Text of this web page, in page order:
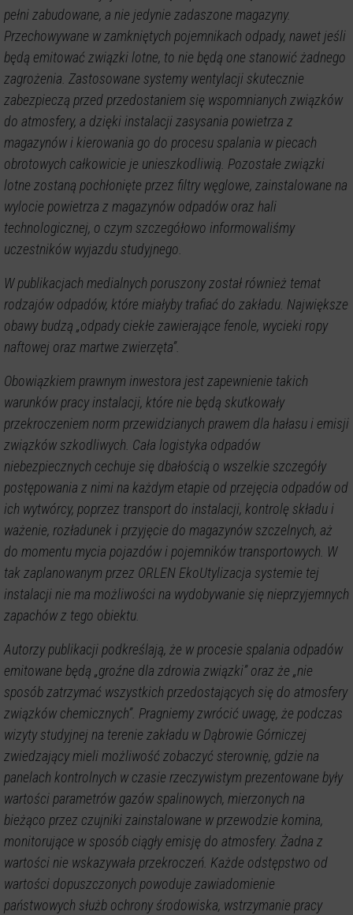
pełni zabudowane, a nie jedynie zadaszone magazyny.
Przechowywane w zamkniętych pojemnikach odpady, nawet jeśli
będą emitować związki lotne, to nie będą one stanowić żadnego
zagrożenia. Zastosowane systemy wentylacji skutecznie
zabezpieczą przed przedostaniem się wspomnianych związków
do atmosfery, a dzięki instalacji zasysania powietrza z
magazynów i kierowania go do procesu spalania w piecach
obrotowych całkowicie je unieszkodliwią. Pozostałe związki
lotne zostaną pochłonięte przez filtry węglowe, zainstalowane na
wylocie powietrza z magazynów odpadów oraz hali
technologicznej, o czym szczegółowo informowaliśmy
uczestników wyjazdu studyjnego.
W publikacjach medialnych poruszony został również temat
rodzajów odpadów, które miałyby trafiać do zakładu. Największe
obawy budzą „odpady ciekłe zawierające fenole, wycieki ropy
naftowej oraz martwe zwierzęta”.
Obowiązkiem prawnym inwestora jest zapewnienie takich
warunków pracy instalacji, które nie będą skutkowały
przekroczeniem norm przewidzianych prawem dla hałasu i emisji
związków szkodliwych. Cała logistyka odpadów
niebezpiecznych cechuje się dbałością o wszelkie szczegóły
postępowania z nimi na każdym etapie od przejęcia odpadów od
ich wytwórcy, poprzez transport do instalacji, kontrolę składu i
ważenie, rozładunek i przyjęcie do magazynów szczelnych, aż
do momentu mycia pojazdów i pojemników transportowych. W
tak zaplanowanym przez ORLEN EkoUtylizacja systemie tej
instalacji nie ma możliwości na wydobywanie się nieprzyjemnych
zapachów z tego obiektu.
Autorzy publikacji podkreślają, że w procesie spalania odpadów
emitowane będą „groźne dla zdrowia związki” oraz że „nie
sposób zatrzymać wszystkich przedostających się do atmosfery
związków chemicznych”. Pragniemy zwrócić uwagę, że podczas
wizyty studyjnej na terenie zakładu w Dąbrowie Górniczej
zwiedzający mieli możliwość zobaczyć sterownię, gdzie na
panelach kontrolnych w czasie rzeczywistym prezentowane były
wartości parametrów gazów spalinowych, mierzonych na
bieżąco przez czujniki zainstalowane w przewodzie komina,
monitorujące w sposób ciągły emisję do atmosfery. Żadna z
wartości nie wskazywała przekroczeń. Każde odstępstwo od
wartości dopuszczonych powoduje zawiadomienie
państwowych służb ochrony środowiska, wstrzymanie pracy